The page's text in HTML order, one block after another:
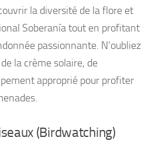
la diversité de la flore et
Soberanía tout en profitant
passionnante. N’oubliez
de la crème solaire, de
approprié pour profiter
(Birdwatching)